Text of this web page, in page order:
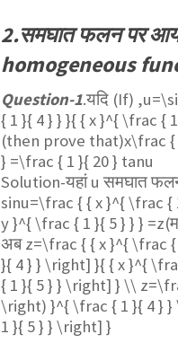
2.समघात फलन पर
homogeneous
Question-1.यदि (If) ,
{ 1 }{ 4 } } }{ { x }^{ \frac {
(then prove that)x\frac
} =\frac { 1 }{ 20 } tanu
Solution-यहां u समघात
sinu=\frac { { x }^{ \frac {
y }^{ \frac { 1 }{ 5 } } } =z
अबz=\frac { { x }^{ \frac
}{ 4 } } \right] }{ { x }^{
{ 1 }{ 5 } } \right] } \\
\right) }^{ \frac { 1 }{ 4 }
1 }{ 5 } } \right] }